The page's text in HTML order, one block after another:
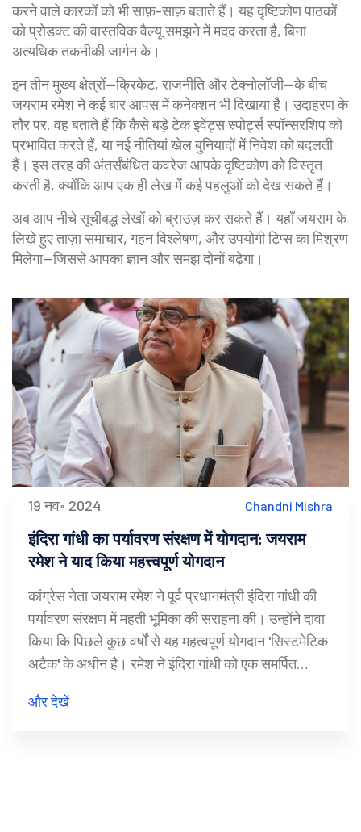
करने वाले कारकों को भी साफ़-साफ़ बताते हैं। यह दृष्टिकोण पाठकों
को प्रोडक्ट की वास्तविक वैल्यू समझने में मदद करता है, बिना
अत्यधिक तकनीकी जार्गन के।
इन तीन मुख्य क्षेत्रों—क्रिकेट, राजनीति और टेक्नोलॉजी—के बीच
जयराम रमेश ने कई बार आपस में कनेक्शन भी दिखाया है। उदाहरण के
तौर पर, वह बताते हैं कि कैसे बड़े टेक इवेंट्स स्पोर्ट्स स्पॉन्सरशिप को
प्रभावित करते हैं, या नई नीतियां खेल बुनियादों में निवेश को बदलती
हैं। इस तरह की अंतर्संबंधित कवरेज आपके दृष्टिकोण को विस्तृत
करती है, क्योंकि आप एक ही लेख में कई पहलुओं को देख सकते हैं।
अब आप नीचे सूचीबद्ध लेखों को ब्राउज़ कर सकते हैं। यहाँ जयराम के
लिखे हुए ताज़ा समाचार, गहन विश्लेषण, और उपयोगी टिप्स का मिश्रण
मिलेगा—जिससे आपका ज्ञान और समझ दोनों बढ़ेगा।
19 नव॰ 2024 Chandni Mishra
इंदिरा गांधी का पर्यावरण संरक्षण में योगदान: जयराम
रमेश ने याद किया महत्त्वपूर्ण योगदान
कांग्रेस नेता जयराम रमेश ने पूर्व प्रधानमंत्री इंदिरा गांधी की
पर्यावरण संरक्षण में महती भूमिका की सराहना की। उन्होंने दावा
किया कि पिछले कुछ वर्षों से यह महत्वपूर्ण योगदान 'सिस्टमेटिक
अटैक' के अधीन है। रमेश ने इंदिरा गांधी को एक समर्पित
और संस्थानों की चर्चा की जो भारत के पर्यावरण और प्राकृतिक
और देखें